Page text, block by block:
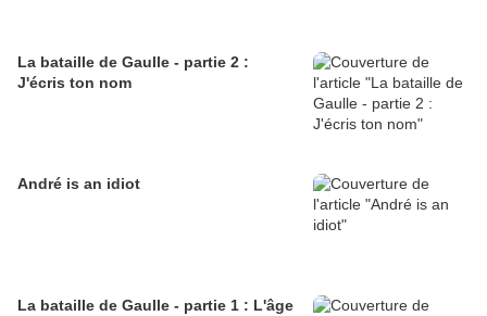
La bataille de Gaulle - partie 2 :
J'écris ton nom
André is an idiot
La bataille de Gaulle - partie 1 : L'âge